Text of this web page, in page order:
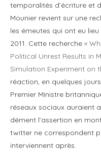
temporalités d’écriture et
Mounier revient sur une
les émeutes qui ont eu
2011. Cette recherche «
Political Unrest Results in
Simulation Experiment on
réaction, en quelques
Premier Ministre
réseaux sociaux auraient
dément l’assertion en
twitter ne correspondent
interviennent après.